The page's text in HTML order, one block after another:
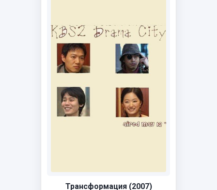
Трансформация (2007)